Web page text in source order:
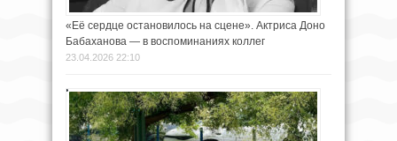
«Её сердце остановилось на сцене». Актриса Доно
Бабаханова — в воспоминаниях коллег
23.04.2026 22:10